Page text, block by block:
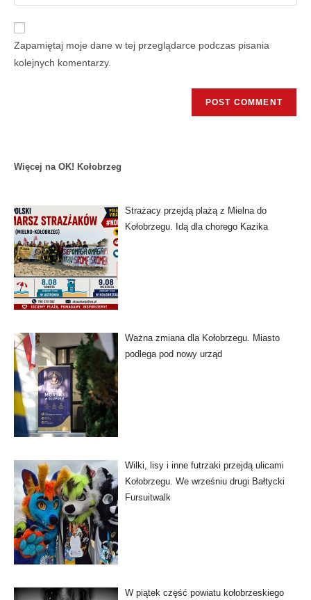
Zapamiętaj moje dane w tej przeglądarce podczas pisania
kolejnych komentarzy.
Więcej na OK! Kołobrzeg
Strażacy przejdą plażą z Mielna do
Kołobrzegu. Idą dla chorego Kazika
Ważna zmiana dla Kołobrzegu. Miasto
podlega pod nowy urząd
Wilki, lisy i inne futrzaki przejdą ulicami
Kołobrzegu. We wrześniu drugi Bałtycki
Fursuitwalk
W piątek część powiatu kołobrzeskiego